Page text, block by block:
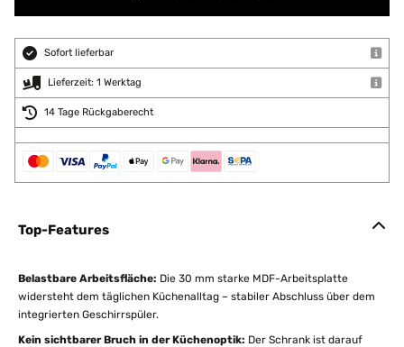
Sofort lieferbar
Lieferzeit: 1 Werktag
14 Tage Rückgaberecht
Top-Features
Belastbare Arbeitsfläche: Die 30 mm starke MDF-Arbeitsplatte
widersteht dem täglichen Küchenalltag – stabiler Abschluss über dem
integrierten Geschirrspüler.
Kein sichtbarer Bruch in der Küchenoptik: Der Schrank ist darauf